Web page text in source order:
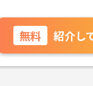
無料 紹介し